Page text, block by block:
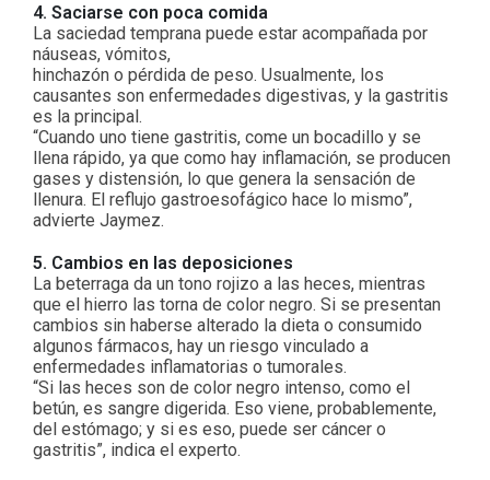
4. Saciarse con poca comida
La saciedad temprana puede estar acompañada por
náuseas, vómitos,
hinchazón o pérdida de peso. Usualmente, los
causantes son enfermedades digestivas, y la gastritis
es la principal.
“Cuando uno tiene gastritis, come un bocadillo y se
llena rápido, ya que como hay inflamación, se producen
gases y distensión, lo que genera la sensación de
llenura. El reflujo gastroesofágico hace lo mismo”,
advierte Jaymez.
5. Cambios en las deposiciones
La beterraga da un tono rojizo a las heces, mientras
que el hierro las torna de color negro. Si se presentan
cambios sin haberse alterado la dieta o consumido
algunos fármacos, hay un riesgo vinculado a
enfermedades inflamatorias o tumorales.
“Si las heces son de color negro intenso, como el
betún, es sangre digerida. Eso viene, probablemente,
del estómago; y si es eso, puede ser cáncer o
gastritis”, indica el experto.